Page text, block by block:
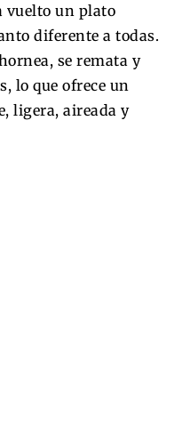
vuelto un plato
diferente a todas.
se remata y
lo que ofrece un
ligera, aireada y